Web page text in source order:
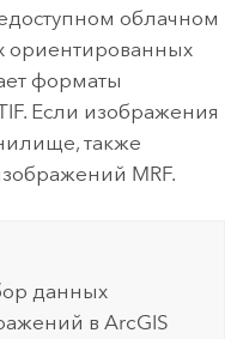
облачном
форматы
Если изображения
также
MRF.
данных
вArcGIS